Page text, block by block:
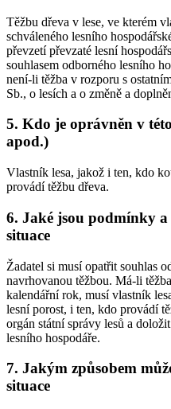
Těžbu dřeva v lese, ve kterém
schváleného lesního
převzetí převzaté lesní
souhlasem odborného lesního
není-li těžba v rozporu s
Sb., o lesích a o změně a
5. Kdo je oprávněn v
apod.)
Vlastník lesa, jakož i ten, kdo
provádí těžbu dřeva.
6. Jaké jsou podmínky
situace
Žadatel si musí opatřit souhlas
navrhovanou těžbou. Má-li
kalendářní rok, musí vlastník
lesní porost, i ten, kdo provádí
orgán státní správy lesů a
lesního hospodáře.
7. Jakým způsobem
situace